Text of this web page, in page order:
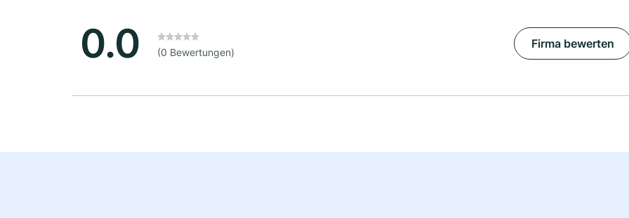
0.0 (0 Bewertungen)
Firma bewerten